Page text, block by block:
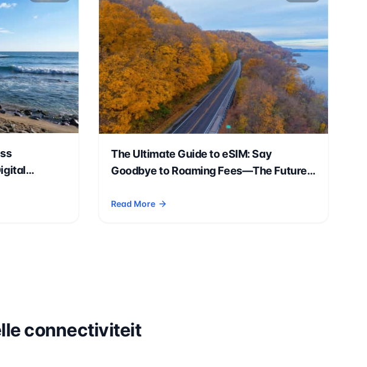
Solution for Digital Nomads, International Students, and Expatriates
The Ultimate Guide to eSIM: Say
Goodbye to Roaming Fees—The Future
Read More
- The Ultimate Guide to eSIM: Say Goodbye to Roaming
connectiviteit